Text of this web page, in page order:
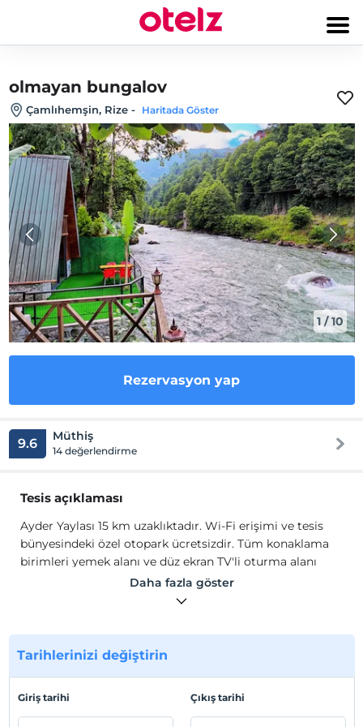
olmayan bungalov
Çamlıhemşin, Rize - Haritada Göster
1 /10
Rezervasyon yap
9.6 Müthiş
14 değerlendirme
Tesis açıklaması
Ayder Yaylası 15 km uzaklıktadır. Wi-Fi erişimi ve tesis
bünyesindeki özel otopark ücretsizdir. Tüm konaklama
birimleri yemek alanı ve düz ekran TV'li oturma alanı
vardır. Hepsinin ortak banyosu terlik ve ücretsiz banyo
malzemeleriyle donatılmıştır. Nevresimler temin
mesafededir.
Ayder Yaylası 15 km uzaklıktadır. Wi-Fi erişimi ve tesis
vardır. Hepsinin ortak banyosu terlik ve ücretsiz banyo
malzemeleriyle donatılmıştır. Nevresimler temin
Daha fazla göster
Tarihlerinizi değiştirin
Giriş tarihi Çıkış tarihi